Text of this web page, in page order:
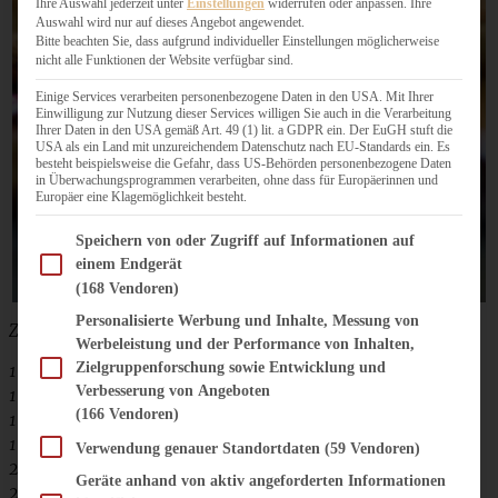
Zutaten für 6 Gläser Kirsch-Tiramisu:
1 großes Glas Sauerkirschen
1 Zimtstange
1 Sternanis
1 gestr.EL Speisestärke
250 g Mascarpone
250 g Quark (40 %)
Ihre Auswahl jederzeit unter Einstellungen widerrufen oder anpassen. Ihre
Auswahl wird nur auf dieses Angebot angewendet.
Bitte beachten Sie, dass aufgrund individueller Einstellungen möglicherweise
nicht alle Funktionen der Website verfügbar sind.
Einige Services verarbeiten personenbezogene Daten in den USA. Mit Ihrer
Einwilligung zur Nutzung dieser Services willigen Sie auch in die Verarbeitung
Ihrer Daten in den USA gemäß Art. 49 (1) lit. a GDPR ein. Der EuGH stuft die
USA als ein Land mit unzureichendem Datenschutz nach EU-Standards ein. Es
besteht beispielsweise die Gefahr, dass US-Behörden personenbezogene Daten
in Überwachungsprogrammen verarbeiten, ohne dass für Europäerinnen und
Europäer eine Klagemöglichkeit besteht.
Im Folgenden finden Sie eine Liste der Zwecke des IAB Transparency and Consent
Speichern von oder Zugriff auf Informationen auf
einem Endgerät
(168 Vendoren)
Personalisierte Werbung und Inhalte, Messung von
Werbeleistung und der Performance von Inhalten,
Zielgruppenforschung sowie Entwicklung und
Verbesserung von Angeboten
(166 Vendoren)
Verwendung genauer Standortdaten (59 Vendoren)
Geräte anhand von aktiv angeforderten Informationen